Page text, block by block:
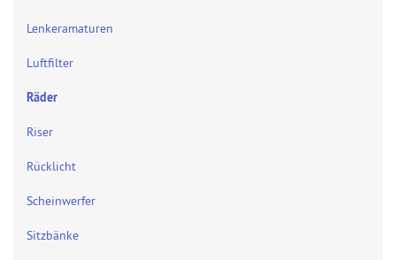
Lenkeramaturen
Luftfilter
Räder
Riser
Rücklicht
Scheinwerfer
Sitzbänke